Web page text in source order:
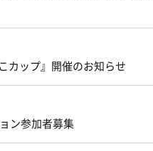
カップ』開催のお知らせ
ン参加者募集